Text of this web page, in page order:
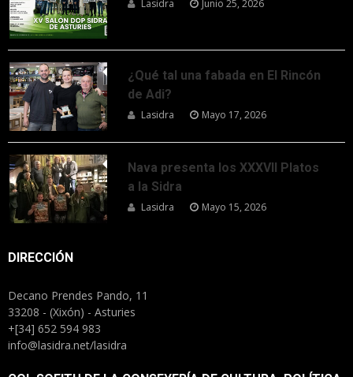
Lasidra Junio 25, 2026
¿Qué tal una fabada en El Rincón
de Adi?
Lasidra Mayo 17, 2026
Nava presenta los XXXVII Platos
a la Sidra
Lasidra Mayo 15, 2026
DIRECCIÓN
Decano Prendes Pando, 11
33208 - (Xixón) - Asturies
+[34] 652 594 983
info@lasidra.net/lasidra